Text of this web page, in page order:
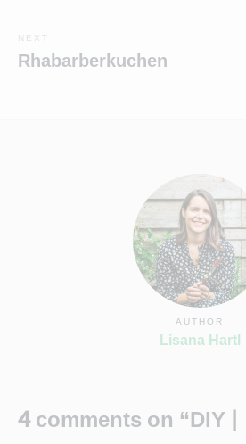
NEXT
Next
Rhabarberkuchen
AUTHOR
Lisana Hartl
4 comments on “DIY |